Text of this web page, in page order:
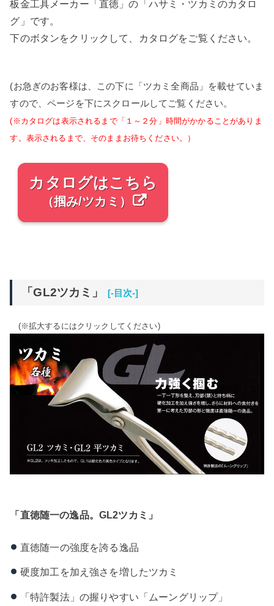
板金工具メーカー「直徳」の「ハサミ・ツカミのカタロ
グ」です。
下のボタンをクリックして、カタログをご覧ください。
(お急ぎのお客様は、この下に「ツカミ全商品」を載せていま
すので、ページを下にスクロールしてご覧ください。
(※カタログは表示されるまで「１～２分」時間がかかることがありま
す。表示されるまで、そのままお待ちください。）
カタログはこちら
（掴み/ツカミ）
「GL2ツカミ」 [-目次-]
(※拡大するにはクリックしてください)
「直徳随一の逸品。GL2ツカミ」
直徳随一の強度を誇る逸品
硬度加工を加え強さを増したツカミ
「特許製法」の握りやすい「ムーングリップ」